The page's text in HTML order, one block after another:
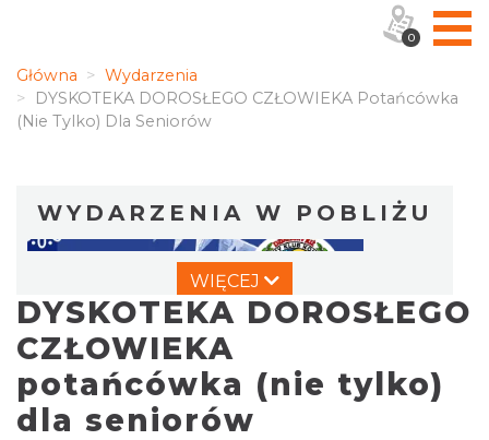
Główna
Wydarzenia
DYSKOTEKA DOROSŁEGO CZŁOWIEKA Potańcówka
(nie Tylko) Dla Seniorów
WYDARZENIA W POBLIŻU
Wystawa: Z ONDRASZKIEM PRZEZ DEKADY
WIĘCEJ
DYSKOTEKA DOROSŁEGO
CZŁOWIEKA
potańcówka (nie tylko)
dla seniorów
0